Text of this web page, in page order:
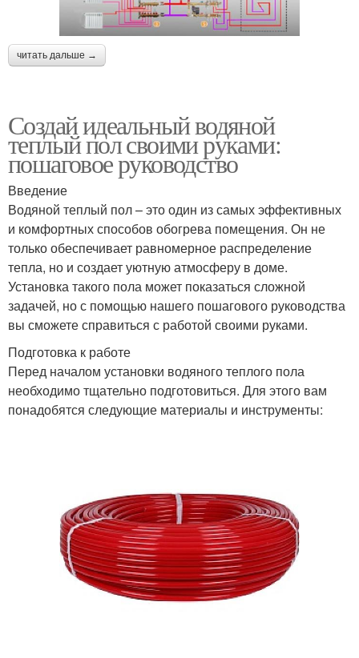
читать дальше →
Создай идеальный водяной
теплый пол своими руками:
пошаговое руководство
Введение
Водяной теплый пол – это один из самых эффективных
и комфортных способов обогрева помещения. Он не
только обеспечивает равномерное распределение
тепла, но и создает уютную атмосферу в доме.
Установка такого пола может показаться сложной
задачей, но с помощью нашего пошагового руководства
вы сможете справиться с работой своими руками.
Подготовка к работе
Перед началом установки водяного теплого пола
необходимо тщательно подготовиться. Для этого вам
понадобятся следующие материалы и инструменты: